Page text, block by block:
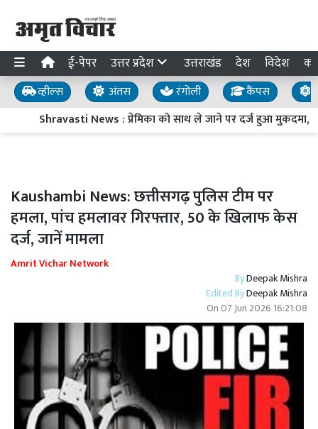
ई-पेपर उत्तर प्रदेश उत्तराखंड देश विदेश
व्हील्स अंतस रंगोली कैंपस
Shravasti News : प्रेमिका को साथ ले जाने पर दर्ज हुआ मुकदमा, तो
Kaushambi News: छत्तीसगढ़ पुलिस टीम पर
हमला, पांच हमलावर गिरफ्तार, 50 के खिलाफ केस
दर्ज, जानें मामला
Amrit Vichar Network
ByDeepak Mishra
Edited ByDeepak Mishra
On07 Jun 2026 16:21:08